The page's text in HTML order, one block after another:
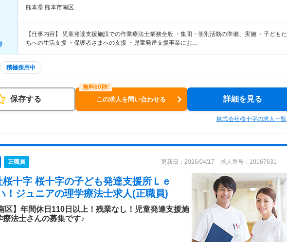
熊本県 熊本市南区
【仕事内容】 児童発達支援施設での作業療法士業務全般 ・集団・個別活動の準備、実施 ・子どもた
ちへの生活支援 ・保護者さまへの支援 ・児童発達支援事業にお…
積極採用中
保存する この求人を問い合わせる 詳細を見る
株式会社桜十字の求人一覧
正職員 更新日：2026/04/17 求人番号：10167631
十字 桜十字の子ども発達支援所Ｌｅ
！ジュニアの理学療法士求人(正職員)
区】年間休日110日以上！残業なし！児童発達支援施
療法士さんの募集です♪